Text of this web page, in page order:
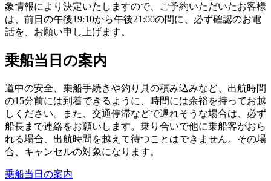
象情報により決定いたしますので、ご予約いただいたお客様
は、前日の午後19:10から午後21:00の間に、必ず確認のお電
話を、お願い申し上げます。
乗船当日の案内
道中の安全、乗船手続きや釣り具の積み込みなど、出航時間
の15分前には到着できるように、時間には余裕を持ってお越
しください。また、交通停滞などで遅れそうな場合は、必ず
船長まで連絡をお願いします。乗り合いで他に乗船客がおら
れる場合、出航時間を越えて待つことはできません。その場
合、キャンセルの対象になります。
乗船当日の案内